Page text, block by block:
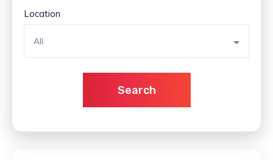
Location
All
Search